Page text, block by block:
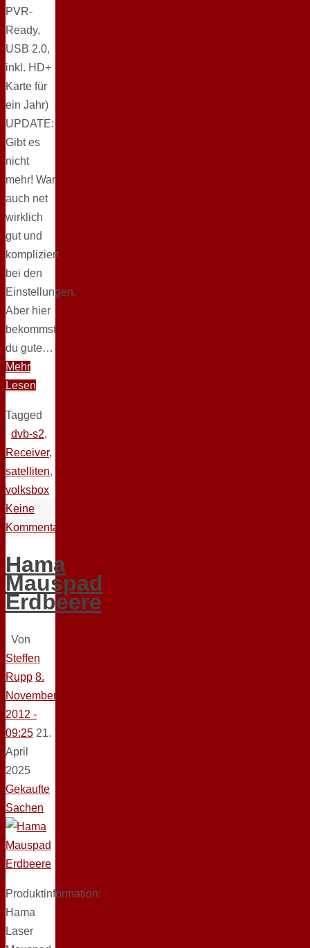
PVR-
Ready,
USB 2.0,
inkl. HD+
Karte für
ein Jahr)
UPDATE:
Gibt es
nicht
mehr! War
auch net
wirklich
gut und
kompliziert
bei den
Einstellungen.
Aber hier
bekommst
du gute…
Mehr
Lesen
Tagged
dvb-s2,
Receiver,
satelliten,
volksbox
Keine
Kommentare
Hama
Mauspad
Erdbeere
Von
Steffen
Rupp 8.
November
2012 -
09:25 21.
April
2025
Gekaufte
Sachen
Produktinformation:
Hama
Laser